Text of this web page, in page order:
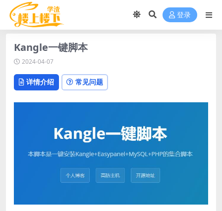
登录
Kangle一键脚本
2024-04-07
详情介绍 常见问题